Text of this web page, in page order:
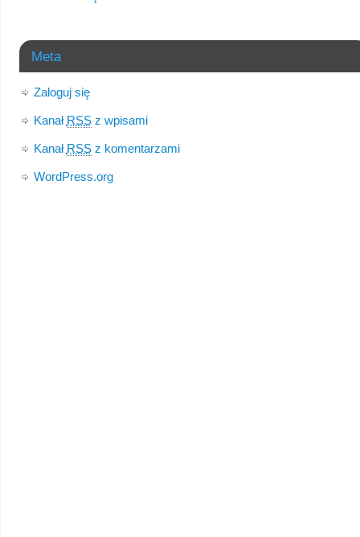
Meta
Zaloguj się
Kanał RSSz wpisami
Kanał RSSz komentarzami
WordPress.org